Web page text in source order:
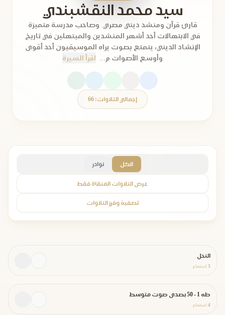
سيد محمد النقشبندي
قارئ قرآن ومنشد ديني مصري. وصاحب مدرسة متميزة
في الابتهالات أحد أشهر المنشدين والمبتهلين في تاريخ
الإنشاد الديني، يتمتع بصوت يراه الموسيقيون أحد أقوى
وأوسع الأصوات م...
اقرأ السيرة
إجمالي التلاوات: 66
الكل نوادر
عرض التلاوات المنقاة فقط
تصفية وفرز التلاوات
النحل
3 استماع
طه 1 - 50 بصدى صوت متوسط
4 استماع